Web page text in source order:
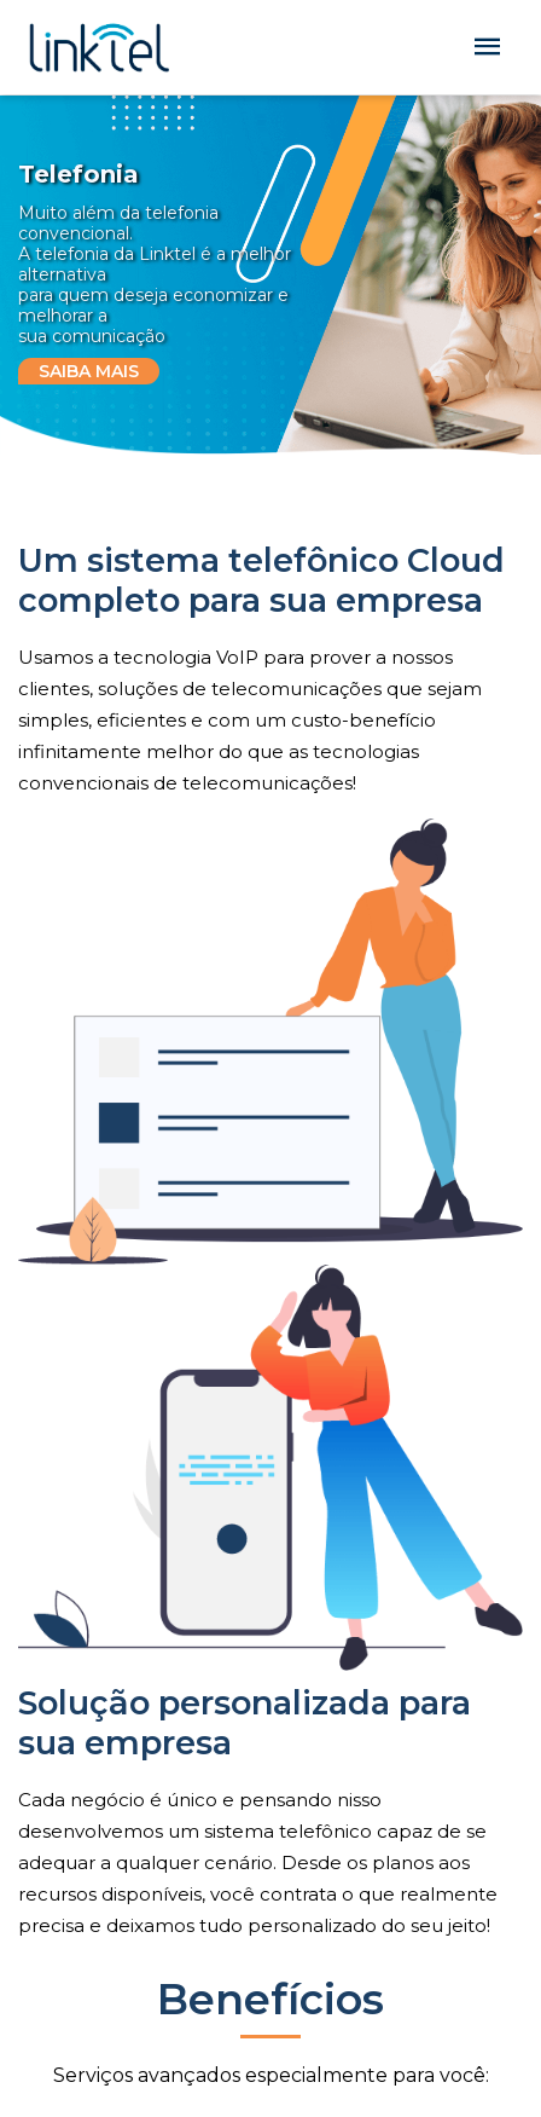
Telefonia
Muito além da telefonia
convencional.
A telefonia da Linktel é a melhor
alternativa
para quem deseja economizar e
melhorar a
sua comunicação
SAIBA MAIS
Um sistema telefônico Cloud
completo para sua empresa
Usamos a tecnologia VoIP para prover a nossos
clientes, soluções de telecomunicações que sejam
simples, eficientes e com um custo-benefício
infinitamente melhor do que as tecnologias
convencionais de telecomunicações!
Solução personalizada para
sua empresa
Cada negócio é único e pensando nisso
desenvolvemos um sistema telefônico capaz de se
adequar a qualquer cenário. Desde os planos aos
recursos disponíveis, você contrata o que realmente
precisa e deixamos tudo personalizado do seu jeito!
Benefícios
Serviços avançados especialmente para você: